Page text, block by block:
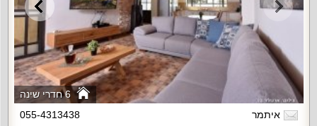
6 חדרי שינה
איתמר
055-4313438